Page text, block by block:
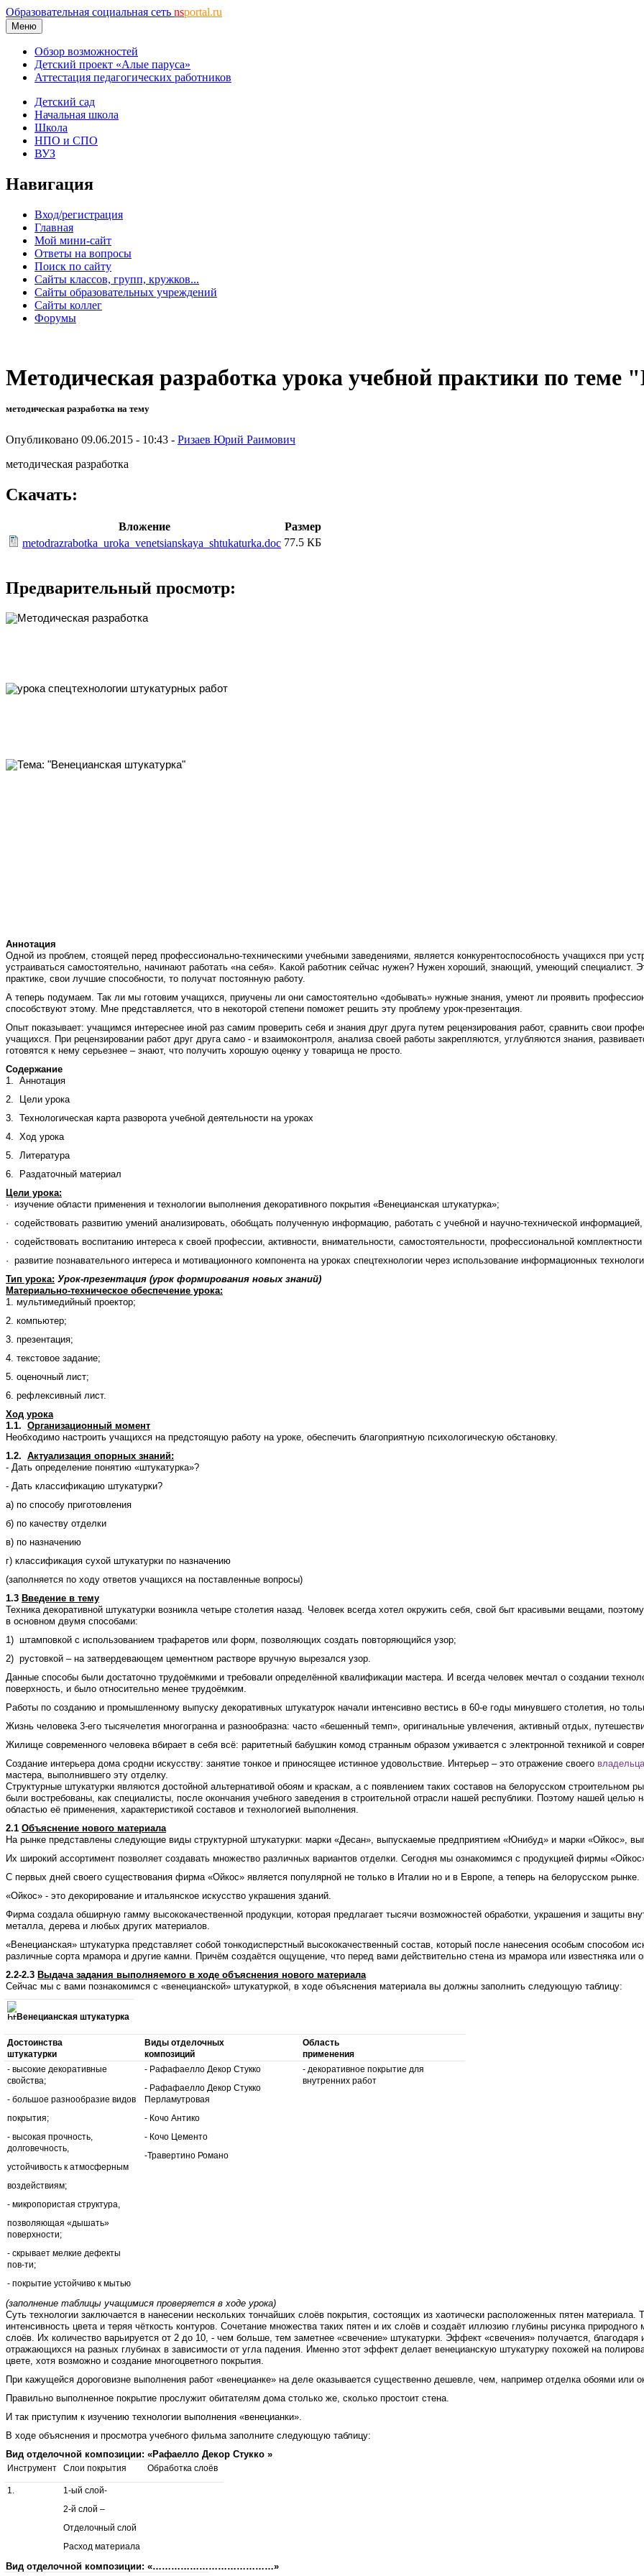
Образовательная социальная сеть nsportal.ru
Меню
Обзор возможностей
Детский проект «Алые паруса»
Аттестация педагогических работников
Детский сад
Начальная школа
Школа
НПО и СПО
ВУЗ
Навигация
Вход/регистрация
Главная
Мой мини-сайт
Ответы на вопросы
Поиск по сайту
Сайты классов, групп, кружков...
Сайты образовательных учреждений
Сайты коллег
Форумы
Методическая разработка урока учебной практики по теме
методическая разработка на тему
Опубликовано 09.06.2015 - 10:43 - Ризаев Юрий Раимович
методическая разработка
Скачать:
Вложение
Размер
metodrazrabotka_uroka_venetsianskaya_shtukaturka.doc 77.5 КБ
Предварительный просмотр:
Аннотация
Одной из проблем, стоящей перед профессионально-техническими учебными заведениями, является конкурентоспособность учащихся при
устраиваться самостоятельно, начинают работать «на себя». Какой работник сейчас нужен? Нужен хороший, знающий, умеющий специалист.
практике, свои лучшие способности, то получат постоянную работу.
А теперь подумаем. Так ли мы готовим учащихся, приучены ли они самостоятельно «добывать» нужные знания, умеют ли проявить
способствуют этому. Мне представляется, что в некоторой степени поможет решить эту проблему урок-презентация.
Опыт показывает: учащимся интереснее иной раз самим проверить себя и знания друг друга путем рецензирования работ, сравнить свои
учащихся. При рецензировании работ друг друга само - и взаимоконтроля, анализа своей работы закрепляются, углубляются знания,
готовятся к нему серьезнее – знают, что получить хорошую оценку у товарища не просто.
Содержание
1. Аннотация
2. Цели урока
3. Технологическая карта разворота учебной деятельности на уроках
4. Ход урока
5. Литература
6. Раздаточный материал
Цели урока:
· изучение области применения и технологии выполнения декоративного покрытия «Венецианская штукатурка»;
· содействовать развитию умений анализировать, обобщать полученную информацию, работать с учебной и научно-технической
· содействовать воспитанию интереса к своей профессии, активности, внимательности, самостоятельности, профессиональной
· развитие познавательного интереса и мотивационного компонента на уроках спецтехнологии через использование информационных
Тип урока: Урок-презентация (урок формирования новых знаний)
Материально-техническое обеспечение урока:
1. мультимедийный проектор;
2. компьютер;
3. презентация;
4. текстовое задание;
5. оценочный лист;
6. рефлексивный лист.
Ход урока
1.1. Организационный момент
Необходимо настроить учащихся на предстоящую работу на уроке, обеспечить благоприятную психологическую обстановку.
1.2. Актуализация опорных знаний:
- Дать определение понятию «штукатурка»?
- Дать классификацию штукатурки?
а) по способу приготовления
б) по качеству отделки
в) по назначению
г) классификация сухой штукатурки по назначению
(заполняется по ходу ответов учащихся на поставленные вопросы)
1.3 Введение в тему
Техника декоративной штукатурки возникла четыре столетия назад. Человек всегда хотел окружить себя, свой быт красивыми вещами,
в основном двумя способами:
1) штамповкой с использованием трафаретов или форм, позволяющих создать повторяющийся узор;
2) рустовкой – на затвердевающем цементном растворе вручную вырезался узор.
Данные способы были достаточно трудоёмкими и требовали определённой квалификации мастера. И всегда человек мечтал о создании
поверхность, и было относительно менее трудоёмким.
Работы по созданию и промышленному выпуску декоративных штукатурок начали интенсивно вестись в 60-е годы минувшего столетия, но
Жизнь человека 3-его тысячелетия многогранна и разнообразна: часто «бешенный темп», оригинальные увлечения, активный отдых,
Жилище современного человека вбирает в себя всё: раритетный бабушкин комод странным образом уживается с электронной техникой и
Создание интерьера дома сродни искусству: занятие тонкое и приносящее истинное удовольствие. Интерьер – это отражение своего владельца
мастера, выполнившего эту отделку.
Структурные штукатурки являются достойной альтернативой обоям и краскам, а с появлением таких составов на белорусском строительном
были востребованы, как специалисты, после окончания учебного заведения в строительной отрасли нашей республики. Поэтому нашей целью
областью её применения, характеристикой составов и технологией выполнения.
2.1 Объяснение нового материала
На рынке представлены следующие виды структурной штукатурки: марки «Десан», выпускаемые предприятием «Юнибуд» и марки «Ойкос»,
Их широкий ассортимент позволяет создавать множество различных вариантов отделки. Сегодня мы ознакомимся с продукцией фирмы
С первых дней своего существования фирма «Ойкос» является популярной не только в Италии но и в Европе, а теперь на белорусском рынке.
«Ойкос» - это декорирование и итальянское искусство украшения зданий.
Фирма создала обширную гамму высококачественной продукции, которая предлагает тысячи возможностей обработки, украшения и защиты
металла, дерева и любых других материалов.
«Венецианская» штукатурка представляет собой тонкодисперстный высококачественный состав, который после нанесения особым способом
различные сорта мрамора и другие камни. Причём создаётся ощущение, что перед вами действительно стена из мрамора или известняка или
2.2-2.3 Выдача задания выполняемого в ходе объяснения нового материала
Сейчас мы с вами познакомимся с «венецианской» штукатуркой, в ходе объяснения материала вы должны заполнить следующую таблицу:
Венецианская штукатурка
Достоинства
штукатурки
Виды отделочных
композиций
Область
применения
- высокие декоративные
свойства;
- большое разнообразие видов
покрытия;
- высокая прочность,
долговечность,
устойчивость к атмосферным
воздействиям;
- микропористая структура,
позволяющая «дышать»
поверхности;
- скрывает мелкие дефекты
пов-ти;
- покрытие устойчиво к мытью
- Рафафаелло Декор Стукко
- Рафафаелло Декор Стукко
Перламутровая
- Кочо Антико
- Кочо Цементо
-Травертино Романо
- декоративное покрытие для
внутренних работ
(заполнение таблицы учащимися проверяется в ходе урока)
Суть технологии заключается в нанесении нескольких тончайших слоёв покрытия, состоящих из хаотически расположенных пятен материала.
интенсивность цвета и теряя чёткость контуров. Сочетание множества таких пятен и их слоёв и создаёт иллюзию глубины рисунка
слоёв. Их количество варьируется от 2 до 10, - чем больше, тем заметнее «свечение» штукатурки. Эффект «свечения» получается,
отражающихся на разных глубинах в зависимости от угла падения. Именно этот эффект делает венецианскую штукатурку похожей на
цвете, хотя возможно и создание многоцветного покрытия.
При кажущейся дороговизне выполнения работ «венецианке» на деле оказывается существенно дешевле, чем, например отделка обоями или
Правильно выполненное покрытие прослужит обитателям дома столько же, сколько простоит стена.
И так приступим к изучению технологии выполнения «венецианки».
В ходе объяснения и просмотра учебного фильма заполните следующую таблицу:
Вид отделочной композиции: «Рафаелло Декор Стукко »
Инструмент Слои покрытия Обработка слоёв
1.
1-ый слой-
2-й слой –
Отделочный слой
Расход материала
Вид отделочной композиции: «…………………………………»